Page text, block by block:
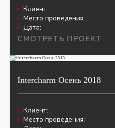
Клиент:
Место проведения:
Дата:
СМОТРЕТЬ ПРОЕКТ
Intercharm Осень 2018
Клиент:
Место проведения: